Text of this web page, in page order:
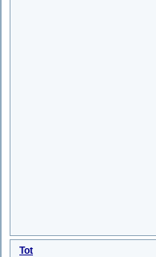
Tot